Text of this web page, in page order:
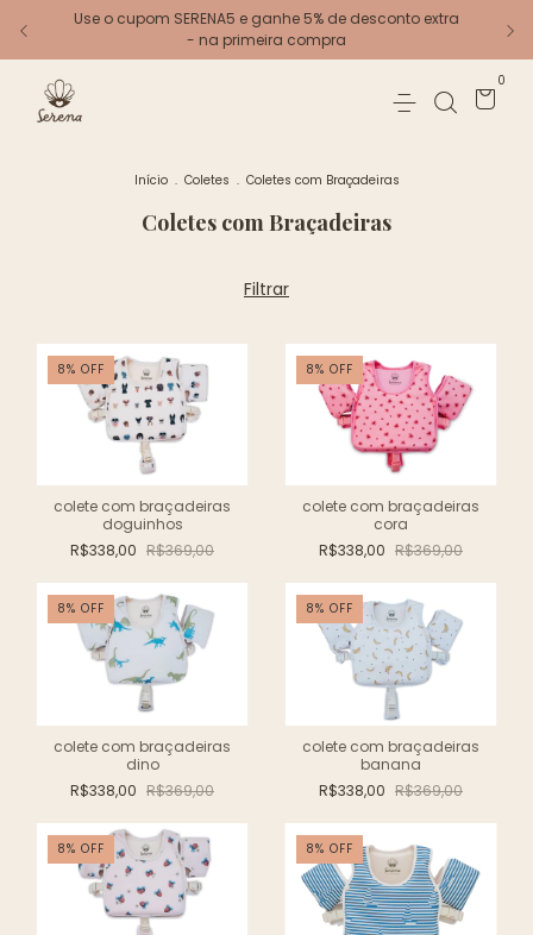
Use o cupom SERENA5 e ganhe 5% de desconto extra
- na primeira compra
0
Início . Coletes . Coletes com Braçadeiras
Coletes com Braçadeiras
Filtrar
8% OFF
colete com braçadeiras
doguinhos
R$338,00 R$369,00
8% OFF
colete com braçadeiras
cora
R$338,00 R$369,00
8% OFF
colete com braçadeiras
dino
R$338,00 R$369,00
8% OFF
colete com braçadeiras
banana
R$338,00 R$369,00
8% OFF 8% OFF